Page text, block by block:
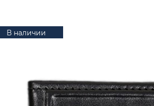
В наличии